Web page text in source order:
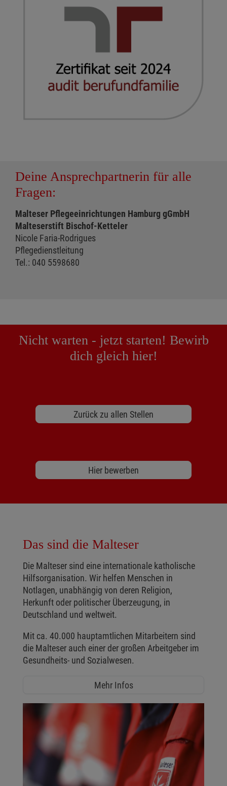
Deine Ansprechpartnerin für alle
Fragen:
Malteser Pflegeeinrichtungen Hamburg gGmbH
Malteserstift Bischof-Ketteler
Nicole Faria-Rodrigues
Pflegedienstleitung
Tel.: 040 5598680
Nicht warten - jetzt starten! Bewirb
dich gleich hier!
Zurück zu allen Stellen
Hier bewerben
Das sind die Malteser
Die Malteser sind eine internationale katholische
Hilfsorganisation. Wir helfen Menschen in
Notlagen, unabhängig von deren Religion,
Herkunft oder politischer Überzeugung, in
Deutschland und weltweit.
Mit ca. 40.000 hauptamtlichen Mitarbeitern sind
die Malteser auch einer der großen Arbeitgeber im
Gesundheits- und Sozialwesen.
Mehr Infos